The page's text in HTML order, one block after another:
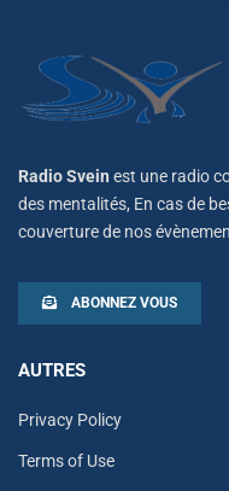
Radio Svein est une radio
des mentalités, En cas de
couverture de nos
ABONNEZ VOUS
AUTRES
Privacy Policy
Terms of Use